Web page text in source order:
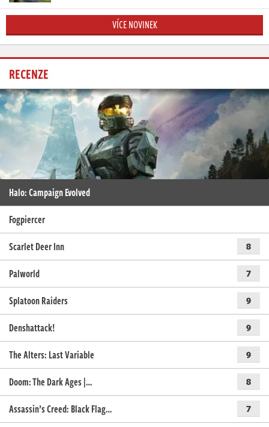
VÍCE NOVINEK
RECENZE
Halo: Campaign Evolved
Fogpiercer
Scarlet Deer Inn
8
Palworld 7
Splatoon Raiders 9
Denshattack! 9
The Alters: Last Variable 9
Doom: The Dark Ages |… 8
Assassin’s Creed: Black Flag… 7